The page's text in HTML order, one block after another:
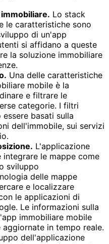
Lo stack
le caratteristiche sono
di un'app
si affidano a queste
la soluzione immobiliare
Una delle caratteristiche
mobile è la
e filtrare le
categorie. I filtri
basati sulla
dell'immobile, sui servizi
L'applicazione
le mappe come
sviluppo
delle mappe
e localizzare
le applicazioni di
Le informazioni sulla
immobiliare mobile
in tempo reale.
dell'applicazione